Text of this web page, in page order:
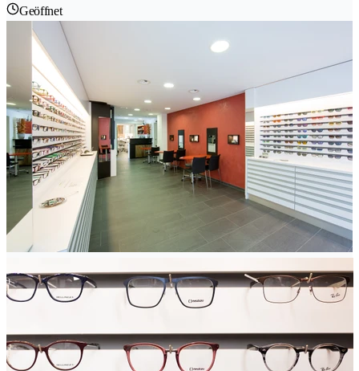
Geöffnet